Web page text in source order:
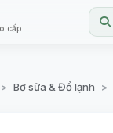
cấp
> Bơ sữa & Đồ lạnh >